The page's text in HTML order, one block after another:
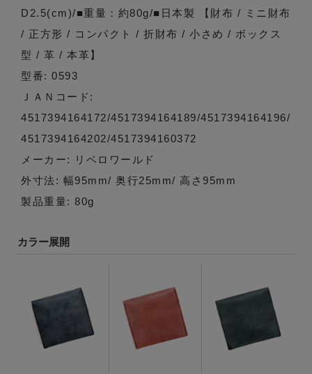
D2.5(cm)/■重量：約80g/■日本製 【財布 / ミニ財布
/ 正方形 / コンパクト / 折財布 / 小さめ / ボックス
型 / 革 / 本革】
型番: 0593
ＪＡＮコード:
4517394164172/4517394164189/4517394164196/
4517394164202/4517394160372
メーカー: リベロワールド
外寸法: 幅95mm/ 奥行25mm/ 高さ95mm
製品重量: 80g
カラー展開